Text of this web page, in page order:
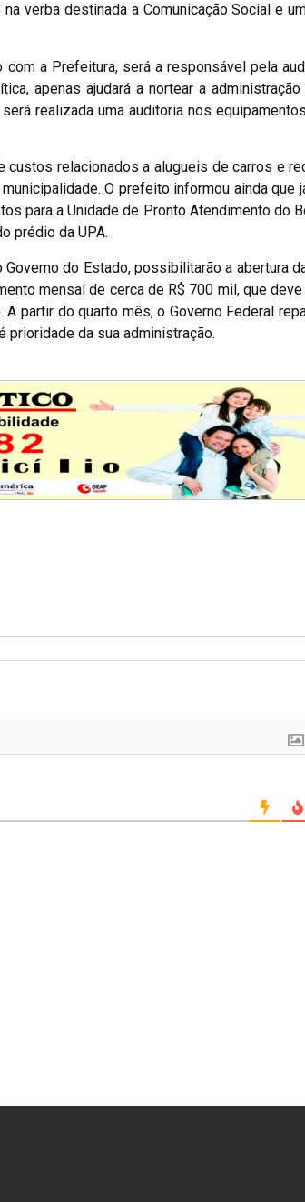
verba destinada a Comunicação Social e
a Prefeitura, será a responsável pela
apenas ajudará a nortear a
realizada uma auditoria nos
custos relacionados a alugueis de carros e
O prefeito informou ainda que
para a Unidade de Pronto Atendimento do
prédio da UPA.
do Estado, possibilitarão a abertura
mensal de cerca de R$ 700 mil, que
partir do quarto mês, o Governo Federal
prioridade da sua administração.